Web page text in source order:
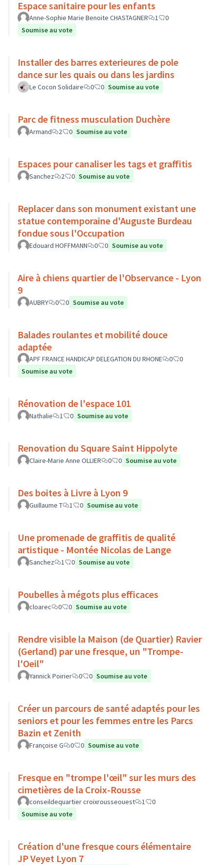
Espace sanitaire pour les enfants
Anne-Sophie Marie Benoite CHASTAGNER 1
0
Soumise au vote
Installer des barres exterieures de pole
dance sur les quais ou dans les jardins
Le Cocon Solidaire 0 0 Soumise au vote
Parc de fitness musculation Duchère
Armand 2 0 Soumise au vote
Espaces pour canaliser les tags et graffitis
Sanchez 2 0 Soumise au vote
Replacer dans son monument existant une
statue contemporaine d'Auguste Burdeau
fondue sous l'Occupation
Edouard HOFFMANN 0 0 Soumise au vote
Aire à chiens quartier de l'Observance - Lyon
9
AUBRY 0 0 Soumise au vote
Balades roulantes et mobilité douce
adaptée
APF FRANCE HANDICAP DELEGATION DU RHONE 0
0
Soumise au vote
Rénovation de l'espace 101
Nathalie 1 0 Soumise au vote
Renovation du Square Saint Hippolyte
Claire-Marie Anne OLLIER 0 0 Soumise au vote
Des boites à Livre à Lyon 9
Guillaume T 1 0 Soumise au vote
Une promenade de graffitis de qualité
artistique - Montée Nicolas de Lange
Sanchez 1 0 Soumise au vote
Poubelles à mégots plus efficaces
cloarec 0 0 Soumise au vote
Rendre visible la Maison (de Quartier) Ravier
(Gerland) par une fresque, un "Trompe-
l'Oeil"
Yannick Poirier 0 0 Soumise au vote
Créer un parcours de santé adaptés pour les
seniors et pour les femmes entre les Parcs
Bazin et Zenith
Françoise G 0 0 Soumise au vote
Fresque en "trompe l'œil" sur les murs des
cimetières de la Croix-Rousse
conseildequartier croixrousseouest 1
0
Soumise au vote
Création d'une fresque cours élémentaire
JP Veyet Lyon 7